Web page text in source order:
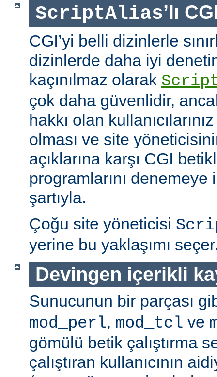
ScriptAlias’lı
CGI’yi belli dizinlerle
dizinlerde daha iyi
kaçınılmaz olarak
çok daha güvenlidir,
hakkı olan
olması ve site
açıklarına karşı CGI
programlarını denemeye
şartıyla.
Çoğu site yöneticisi
yerine bu yaklaşımı
Devingen içerikli
Sunucunun bir parçası
mod_perl, mod_tcl ve
gömülü betik çalıştırma
çalıştıran kullanıcının